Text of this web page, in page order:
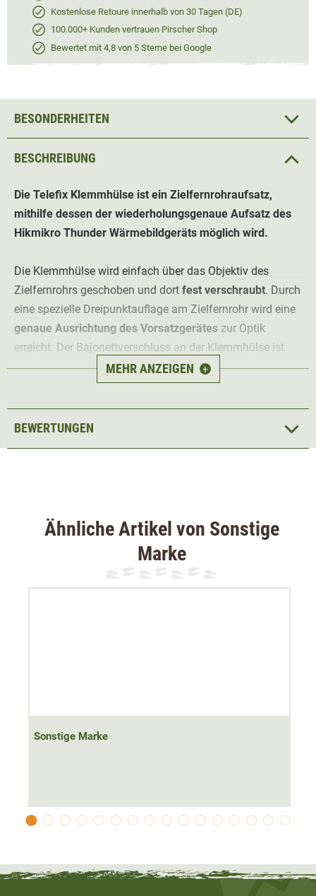
Kostenlose Retoure innerhalb von 30 Tagen (DE)
100.000+ Kunden vertrauen Pirscher Shop
Bewertet mit 4,8 von 5 Sterne bei Google
BESCHREIBUNG
Die Telefix Klemmhülse ist ein Zielfernrohraufsatz,
mithilfe dessen der wiederholungsgenaue Aufsatz des
Hikmikro Thunder Wärmebildgeräts möglich wird.
Die Klemmhülse wird einfach über das Objektiv des
Zielfernrohrs geschoben und dort fest verschraubt. Durch
eine spezielle Dreipunktauflage am Zielfernrohr wird eine
genaue Ausrichtung des Vorsatzgerätes zur Optik
erreicht. Der Bajonettverschluss an der Klemmhülse ist
absolut wiederholungsgenau und das Vorsatzgerät kann
so mit Hilfe des Telefix DUO-Verbinders (Art.Nr. 54440)
angebracht.
MEHR ANZEIGEN +
BESONDERHEITEN
BEWERTUNGEN
Ähnliche Artikel von Sonstige
Marke
Sonstige Marke